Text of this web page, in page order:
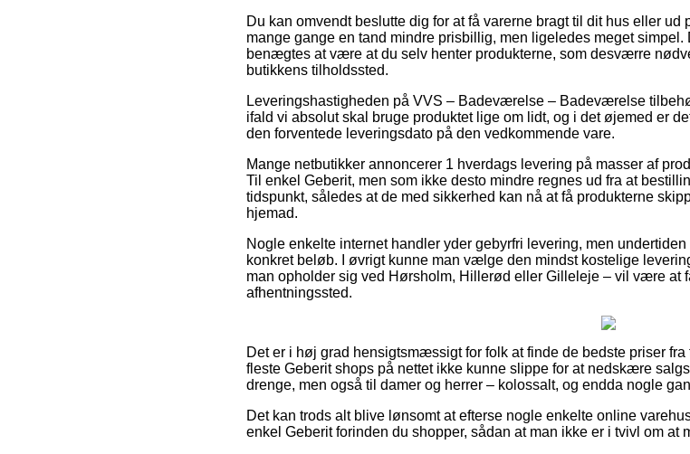
Du kan omvendt beslutte dig for at få varerne bragt til dit hus eller
mange gange en tand mindre prisbillig, men ligeledes meget
benægtes at være at du selv henter produkterne, som desværre
butikkens tilholdssted.
Leveringshastigheden på VVS – Badeværelse – Badeværelse
ifald vi absolut skal bruge produktet lige om lidt, og i det øjemed er
den forventede leveringsdato på den vedkommende vare.
Mange netbutikker annoncerer 1 hverdags levering på masser af
Til enkel Geberit, men som ikke desto mindre regnes ud fra at
tidspunkt, således at de med sikkerhed kan nå at få produkterne
hjemad.
Nogle enkelte internet handler yder gebyrfri levering, men
konkret beløb. I øvrigt kunne man vælge den mindst kostelige
man opholder sig ved Hørsholm, Hillerød eller Gilleleje – vil være at
afhentningssted.
Det er i høj grad hensigtsmæssigt for folk at finde de bedste priser
fleste Geberit shops på nettet ikke kunne slippe for at nedskære
drenge, men også til damer og herrer – kolossalt, og endda nogle
Det kan trods alt blive lønsomt at efterse nogle enkelte online
enkel Geberit forinden du shopper, sådan at man ikke er i tvivl om at